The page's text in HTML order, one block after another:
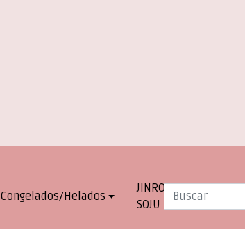
Congelados/Helados
JINRO
SOJU
INFO.